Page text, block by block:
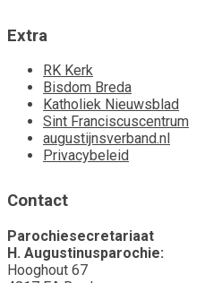
Extra
RK Kerk
Bisdom Breda
Katholiek Nieuwsblad
Sint Franciscuscentrum
augustijnsverband.nl
Privacybeleid
Contact
Parochiesecretariaat
H. Augustinusparochie:
Hooghout 67